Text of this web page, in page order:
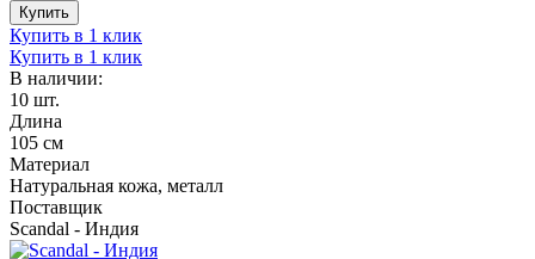
Купить
Купить в 1 клик
Купить в 1 клик
В наличии:
10 шт.
Длина
105 см
Материал
Натуральная кожа, металл
Поставщик
Scandal - Индия